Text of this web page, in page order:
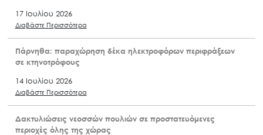
17 Ιουλίου 2026
Διαβάστε Περισσότερα
Πάρνηθα: παραχώρηση δέκα ηλεκτροφόρων περιφράξεων
σε κτηνοτρόφους
14 Ιουλίου 2026
Διαβάστε Περισσότερα
Δακτυλιώσεις νεοσσών πουλιών σε προστατευόμενες
περιοχές όλης της χώρας